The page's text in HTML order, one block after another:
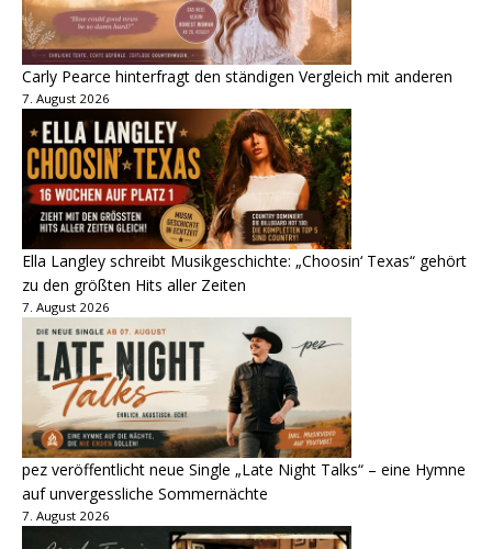
Carly Pearce hinterfragt den ständigen Vergleich mit anderen
7. August 2026
Ella Langley schreibt Musikgeschichte: „Choosin‘ Texas“ gehört
zu den größten Hits aller Zeiten
7. August 2026
pez veröffentlicht neue Single „Late Night Talks“ – eine Hymne
auf unvergessliche Sommernächte
7. August 2026